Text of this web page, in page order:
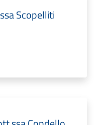
Scopelliti